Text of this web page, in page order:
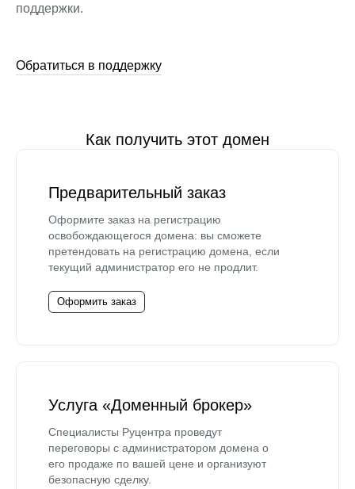
поддержки.
Обратиться в поддержку
Как получить этот домен
Предварительный заказ
Оформите заказ на регистрацию
освобождающегося домена: вы сможете
претендовать на регистрацию домена, если
текущий администратор его не продлит.
Оформить заказ
Услуга «Доменный брокер»
Специалисты Руцентра проведут
переговоры с администратором домена о
его продаже по вашей цене и организуют
безопасную сделку.